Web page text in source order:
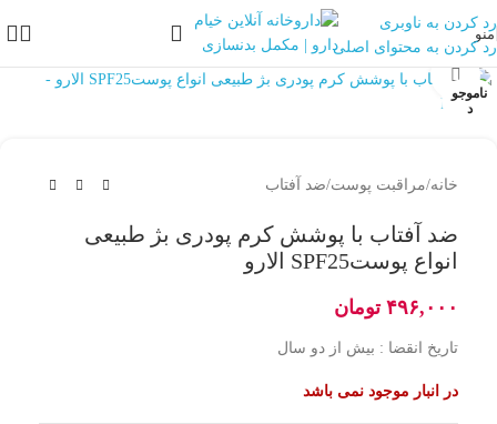
رد کردن به ناوبری
رد کردن به محتوای اصلی
منو
ناموجو
د
بزرگنمایی تصویر
خانه/مراقبت پوست/ضد آفتاب
ضد آفتاب با پوشش کرم پودری بژ طبیعی
انواع پوستSPF25 الارو
۴۹۶,۰۰۰ تومان
تاریخ انقضا : بیش از دو سال
در انبار موجود نمی باشد